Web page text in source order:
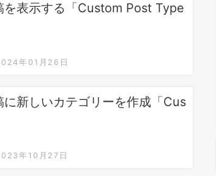
を表示する「Custom Post Type
年01月26日
新しいカテゴリーを作成「Cus
年10月27日